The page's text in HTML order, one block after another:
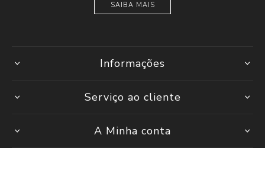
SAIBA MAIS
Informações
Serviço ao cliente
A Minha conta